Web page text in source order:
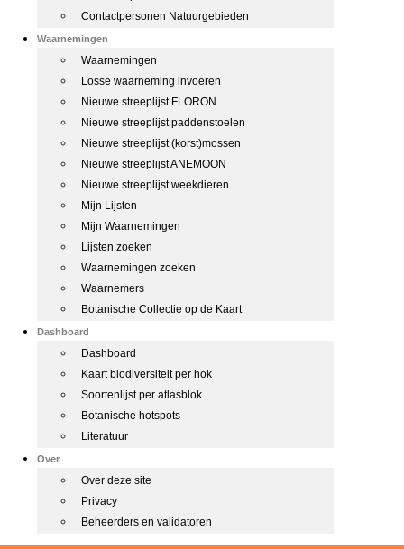
Contactpersonen Natuurgebieden
Waarnemingen
Waarnemingen
Losse waarneming invoeren
Nieuwe streeplijst FLORON
Nieuwe streeplijst paddenstoelen
Nieuwe streeplijst (korst)mossen
Nieuwe streeplijst ANEMOON
Nieuwe streeplijst weekdieren
Mijn Lijsten
Mijn Waarnemingen
Lijsten zoeken
Waarnemingen zoeken
Waarnemers
Botanische Collectie op de Kaart
Dashboard
Dashboard
Kaart biodiversiteit per hok
Soortenlijst per atlasblok
Botanische hotspots
Literatuur
Over
Over deze site
Privacy
Beheerders en validatoren